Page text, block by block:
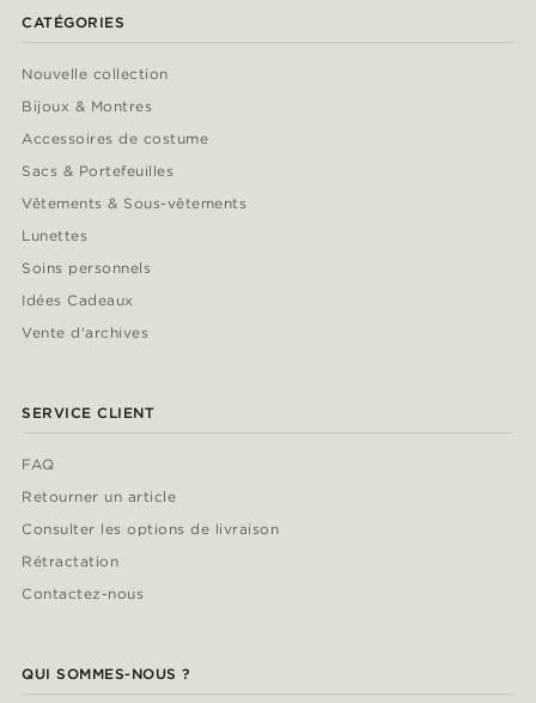
CATÉGORIES
Nouvelle collection
Bijoux & Montres
Accessoires de costume
Sacs & Portefeuilles
Vêtements & Sous-vêtements
Lunettes
Soins personnels
Idées Cadeaux
Vente d'archives
SERVICE CLIENT
FAQ
Retourner un article
Consulter les options de livraison
Rétractation
Contactez-nous
QUI SOMMES-NOUS ?